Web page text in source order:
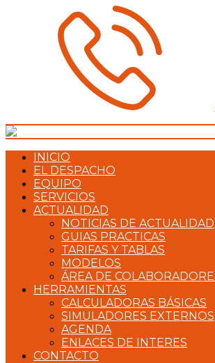
INICIO
EL DESPACHO
EQUIPO
SERVICIOS
ACTUALIDAD
NOTICIAS DE ACTUALIDAD
GUIAS PRACTICAS
TARIFAS Y TABLAS
MODELOS
ÁREA DE
HERRAMIENTAS
CALCULADORAS BÁSICAS
SIMULADORES EXTERNOS
AGENDA
ENLACES DE INTERES
CONTACTO